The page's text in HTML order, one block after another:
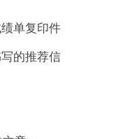
单复印件
的推荐信